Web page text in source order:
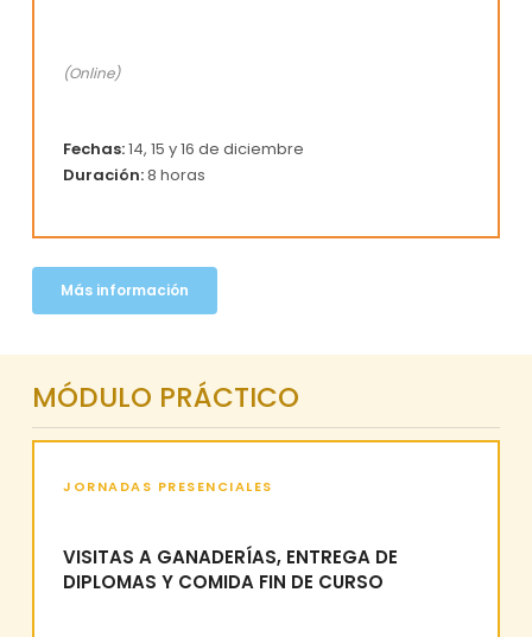
(Online)
Fechas:14, 15 y 16 de diciembre
Duración:8 horas
Más información
MÓDULO PRÁCTICO
JORNADAS PRESENCIALES
VISITAS A GANADERÍAS, ENTREGA DE
DIPLOMAS Y COMIDA FIN DE CURSO